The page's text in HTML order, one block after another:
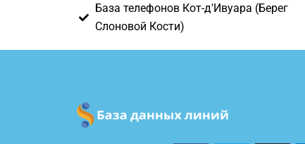
База телефонов Кот-д'Ивуара (Берег
Слоновой Кости)